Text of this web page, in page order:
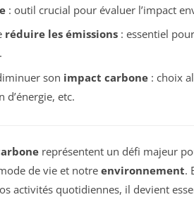
: outil crucial pour évaluer l’impact
réduire les émissions: essentiel
son impact carbone: choix
etc.
représentent un défi majeur
de vie et notre environnement.
activités quotidiennes, il devient